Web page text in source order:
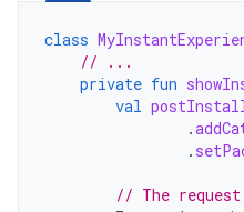
class
// ...
private fun
val
.
.
// The